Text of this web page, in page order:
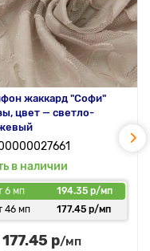
жаккард "Софи"
цвет — светло-
в наличии
6 мп
194.35 р/мп
46 мп
177.45 р/мп
177.45 р/мп